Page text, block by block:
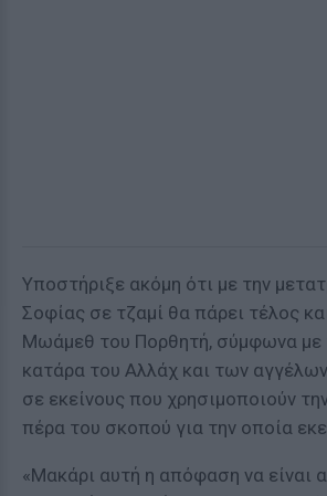
Υποστήριξε ακόμη ότι με την
Σοφίας σε τζαμί θα πάρει τέλος
Μωάμεθ του Πορθητή, σύμφωνα με
κατάρα του Αλλάχ και των
σε εκείνους που χρησιμοποιούν
πέρα του σκοπού για την οποία
«Μακάρι αυτή η απόφαση να είναι